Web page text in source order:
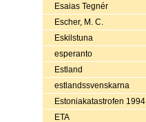
Esaias Tegnér
Escher, M. C.
Eskilstuna
esperanto
Estland
estlandssvenskarna
Estoniakatastrofen 1994
ETA